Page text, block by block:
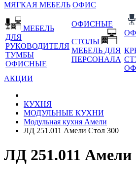
МЯГКАЯ МЕБЕЛЬ ОФИС
МЕБЕЛЬ
ДЛЯ
РУКОВОДИТЕЛЯ
ТУМБЫ
ОФИСНЫЕ
ОФИСНЫЕ
СТОЛЫ
МЕБЕЛЬ ДЛЯ
ПЕРСОНАЛА
АКЦИИ
КУХНЯ
МОДУЛЬНЫЕ КУХНИ
Модульная кухня Амели
ЛД 251.011 Амели Стол 300
ЛД 251.011 Амели